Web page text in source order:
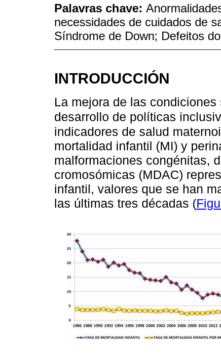
Palavras chave:
necessidades de cuidados de
Síndrome de Down; Defeitos
INTRODUCCIÓN
La mejora de las
desarrollo de políticas
indicadores de salud
mortalidad infantil (MI) y
malformaciones congénitas,
cromosómicas (MDAC)
infantil, valores que se han
las últimas tres décadas (